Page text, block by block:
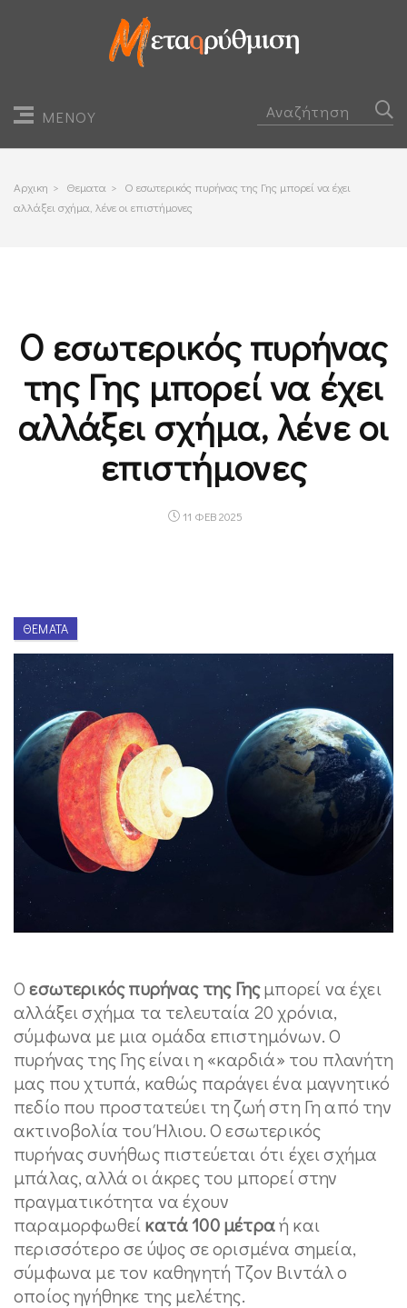
ΜΕΝΟΥ
Αρχικη > Θεματα > Ο εσωτερικός πυρήνας της Γης μπορεί να έχει
αλλάξει σχήμα, λένε οι επιστήμονες
Ο εσωτερικός πυρήνας
της Γης μπορεί να έχει
αλλάξει σχήμα, λένε οι
επιστήμονες
11 ΦΕΒ 2025
ΘΈΜΑΤΑ
Οεσωτερικός πυρήνας της Γηςμπορεί να έχει
αλλάξει σχήμα τα τελευταία 20 χρόνια,
σύμφωνα με μια ομάδα επιστημόνων. Ο
πυρήνας της Γης είναι η «καρδιά» του πλανήτη
μας που χτυπά, καθώς παράγει ένα μαγνητικό
πεδίο που προστατεύει τη ζωή στη Γη από την
ακτινοβολία του Ήλιου. Ο εσωτερικός
πυρήνας συνήθως πιστεύεται ότι έχει σχήμα
μπάλας, αλλά οι άκρες του μπορεί στην
πραγματικότητα να έχουν
παραμορφωθεί κατά 100 μέτραή και
περισσότερο σε ύψος σε ορισμένα σημεία,
σύμφωνα με τον καθηγητή Τζον Βιντάλ ο
οποίος ηγήθηκε της μελέτης.